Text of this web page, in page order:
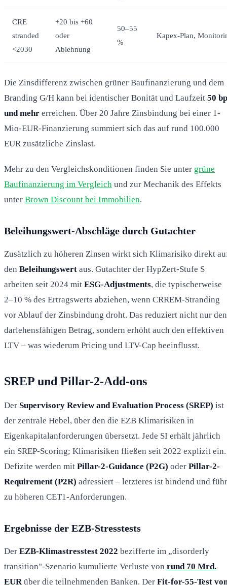
CRE
stranded
<2030
+20 bis +60
oder
Ablehnung
50–55
%
Kapex-Plan,
Die Zinsdifferenz zwischen grüner Baufinanzierung und dem
Branding G/H kann bei identischer Bonität und Laufzeit 50 bp
und mehr erreichen. Über 20 Jahre Zinsbindung bei einer 1-
Mio-EUR-Finanzierung summiert sich das auf rund 100.000
EUR zusätzliche Zinslast.
Mehr zu den Vergleichskonditionen finden Sie unter grüne
Baufinanzierung im Vergleich und zur Mechanik des Effekts
unter Brown Discount bei Immobilien.
Beleihungswert-Abschläge durch Gutachter
Zusätzlich zu höheren Zinsen wirkt sich Klimarisiko direkt
den Beleihungswert aus. Gutachter der HypZert-Stufe S
arbeiten seit 2024 mit ESG-Adjustments, die typischerweise
2–10 % des Ertragswerts abziehen, wenn CRREM-Stranding
vor Ablauf der Zinsbindung droht. Das reduziert nicht nur den
darlehensfähigen Betrag, sondern erhöht auch den effektiven
LTV – was wiederum Pricing und LTV-Cap beeinflusst.
SREP und Pillar-2-Add-ons
Der Supervisory Review and Evaluation Process (SREP) ist
der zentrale Hebel, über den die EZB Klimarisiken in
Eigenkapitalanforderungen übersetzt. Jede SI erhält jährlich
ein SREP-Scoring; Klimarisiken fließen seit 2022 explizit ein.
Defizite werden mit Pillar-2-Guidance (P2G) oder Pillar-2-
Requirement (P2R) adressiert – letzteres ist bindend und
zu höheren CET1-Anforderungen.
Ergebnisse der EZB-Stresstests
Der EZB-Klimastresstest 2022 bezifferte im „disorderly
transition"-Szenario kumulierte Verluste von rund 70 Mrd.
EURüber die teilnehmenden Banken. Der Fit-for-55-Test